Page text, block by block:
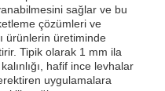
sağlar ve bu
çözümleri ve
ürünlerin üretiminde
Tipik olarak 1 mm ila
hafif ince levhalar
uygulamalara